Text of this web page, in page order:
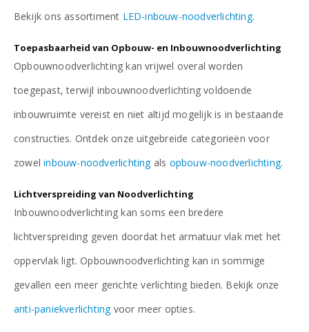
Bekijk ons assortiment LED-inbouw-noodverlichting.
Toepasbaarheid van Opbouw- en Inbouwnoodverlichting
Opbouwnoodverlichting kan vrijwel overal worden
toegepast, terwijl inbouwnoodverlichting voldoende
inbouwruimte vereist en niet altijd mogelijk is in bestaande
constructies. Ontdek onze uitgebreide categorieën voor
zowelinbouw-noodverlichtingals opbouw-noodverlichting.
Lichtverspreiding van Noodverlichting
Inbouwnoodverlichting kan soms een bredere
lichtverspreiding geven doordat het armatuur vlak met het
oppervlak ligt. Opbouwnoodverlichting kan in sommige
gevallen een meer gerichte verlichting bieden. Bekijk onze
anti-paniekverlichtingvoor meer opties.